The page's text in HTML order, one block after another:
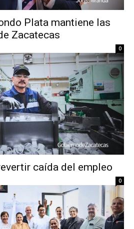
Plata mantiene las
Zacatecas
0
caída del empleo
0